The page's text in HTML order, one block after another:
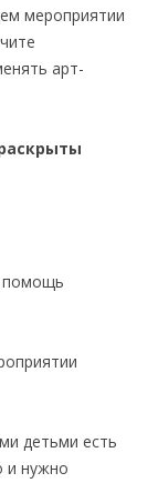
мероприятии
арт-
помощь
детьми есть
и нужно